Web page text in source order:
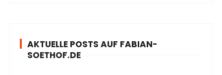
AKTUELLE POSTS AUF FABIAN-
SOETHOF.DE